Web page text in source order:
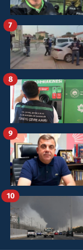
7
8
9
10